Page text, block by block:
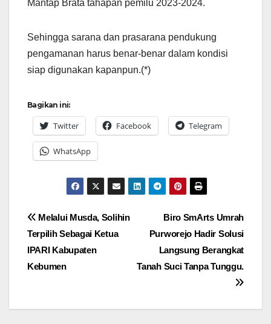
Mantap Brata tahapan pemilu 2023-2024.
Sehingga sarana dan prasarana pendukung
pengamanan harus benar-benar dalam kondisi
siap digunakan kapanpun.(*)
Bagikan ini:
Twitter Facebook Telegram
WhatsApp
Navigasi
pos
Biro SmArts Umrah
Purworejo Hadir Solusi
Langsung Berangkat
Tanah Suci Tanpa Tunggu.
Melalui Musda, Solihin
Terpilih Sebagai Ketua
IPARI Kabupaten
Kebumen